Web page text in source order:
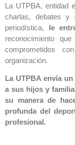
La UTPBA, entidad
charlas, debates y
periodística, le
reconocimiento
comprometidos
organización.
La UTPBA envía
a sus hijos y
su manera de
profunda del
profesional.